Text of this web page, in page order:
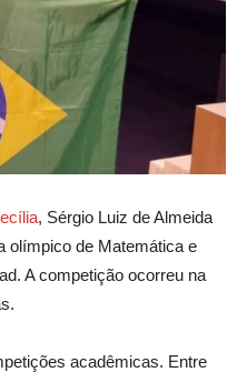
, Sérgio Luiz de Almeida
olímpico de Matemática e
A competição ocorreu na
acadêmicas. Entre